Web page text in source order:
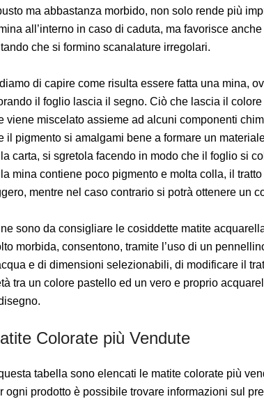
ma abbastanza morbido, non solo rende più
all’interno in caso di caduta, ma favorisce
che si formino scanalature irregolari.
di capire come risulta essere fatta una mina,
il foglio lascia il segno. Ciò che lascia il
viene miscelato assieme ad alcuni componenti
il pigmento si amalgami bene a formare un
carta, si sgretola facendo in modo che il foglio si
mina contiene poco pigmento e molta colla, il
mentre nel caso contrario si potrà ottenere un
sono da consigliare le cosiddette matite
morbida, consentono, tramite l’uso di un
e di dimensioni selezionabili, di modificare il
tra un colore pastello ed un vero e proprio
Colorate più Vendute
tabella sono elencati le matite colorate più
ogni prodotto è possibile trovare informazioni sul